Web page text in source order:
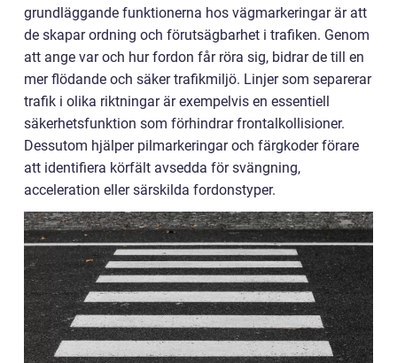
grundläggande funktionerna hos vägmarkeringar är att
de skapar ordning och förutsägbarhet i trafiken. Genom
att ange var och hur fordon får röra sig, bidrar de till en
mer flödande och säker trafikmiljö. Linjer som separerar
trafik i olika riktningar är exempelvis en essentiell
säkerhetsfunktion som förhindrar frontalkollisioner.
Dessutom hjälper pilmarkeringar och färgkoder förare
att identifiera körfält avsedda för svängning,
acceleration eller särskilda fordonstyper.